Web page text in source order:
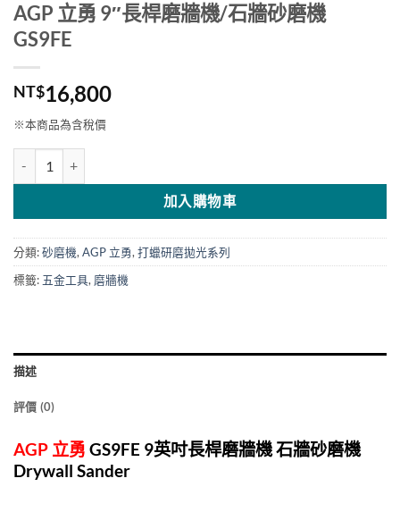
AGP 立勇 9″長桿磨牆機/石牆砂磨機
GS9FE
NT$16,800
※本商品為含稅價
加入購物車
分類:砂磨機, AGP 立勇, 打蠟研磨拋光系列
標籤: 五金工具, 磨牆機
描述
評價 (0)
AGP 立勇 GS9FE 9英吋長桿磨牆機石牆砂磨機
Drywall Sander